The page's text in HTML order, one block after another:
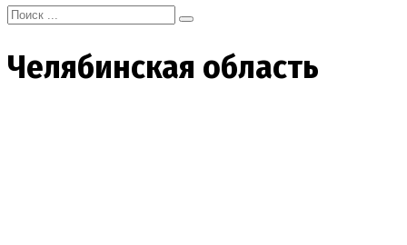
Search
for:
Челябинская область